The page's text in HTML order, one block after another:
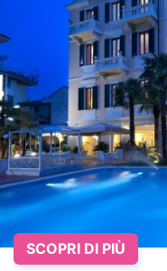
SCOPRI DI PIÙ